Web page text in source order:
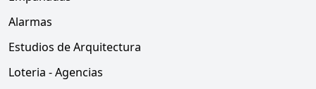
Alarmas
Estudios de Arquitectura
Loteria - Agencias